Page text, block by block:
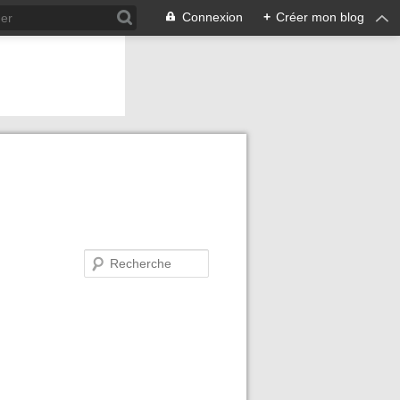
Connexion + Créer mon blog